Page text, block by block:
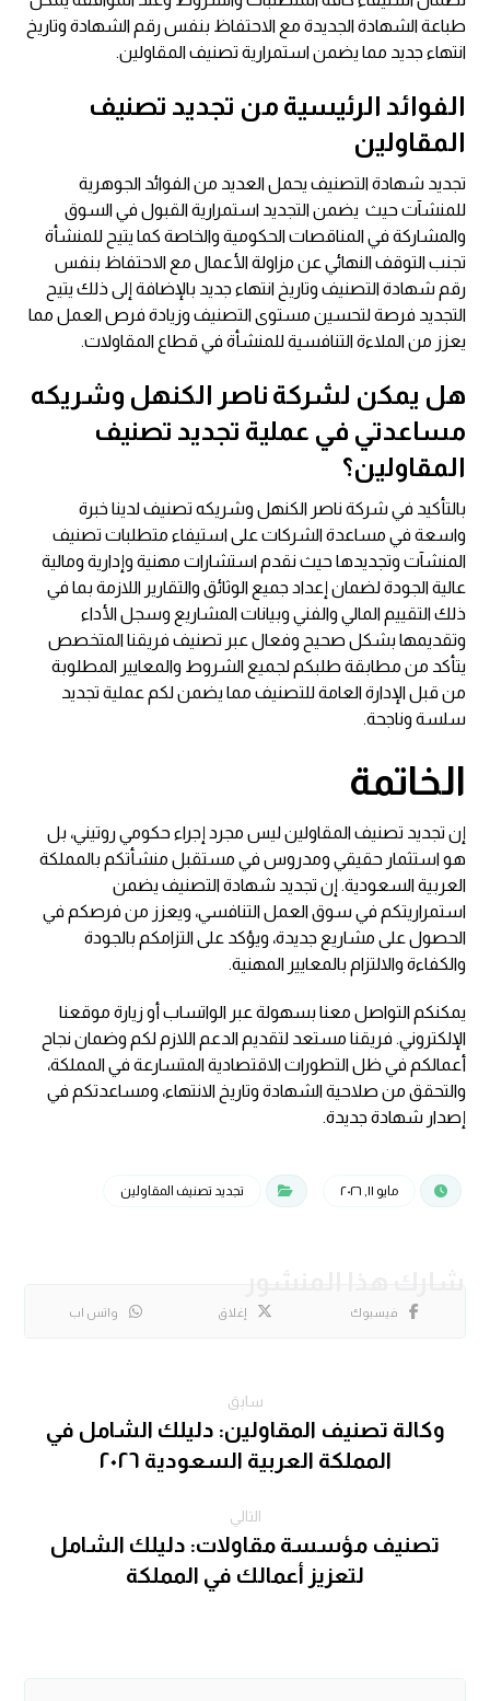
طباعة الشهادة الجديدة مع الاحتفاظ بنفس رقم الشهادة وتاريخ
انتهاء جديد مما يضمن استمرارية تصنيف المقاولين.
الفوائد الرئيسية من تجديد تصنيف
المقاولين
تجديد شهادة التصنيف يحمل العديد من الفوائد الجوهرية
للمنشآت حيث يضمن التجديد استمرارية القبول في السوق
والمشاركة في المناقصات الحكومية والخاصة كما يتيح للمنشأة
تجنب التوقف النهائي عن مزاولة الأعمال مع الاحتفاظ بنفس
رقم شهادة التصنيف وتاريخ انتهاء جديد بالإضافة إلى ذلك يتيح
التجديد فرصة لتحسين مستوى التصنيف وزيادة فرص العمل مما
يعزز من الملاءة التنافسية للمنشأة في قطاع المقاولات.
هل يمكن لشركة ناصر الكنهل وشريكه
مساعدتي في عملية تجديد تصنيف
المقاولين؟
بالتأكيد في شركة ناصر الكنهل وشريكه تصنيف لدينا خبرة
واسعة في مساعدة الشركات على استيفاء متطلبات تصنيف
المنشآت وتجديدها حيث نقدم استشارات مهنية وإدارية ومالية
عالية الجودة لضمان إعداد جميع الوثائق والتقارير اللازمة بما في
ذلك التقييم المالي والفني وبيانات المشاريع وسجل الأداء
وتقديمها بشكل صحيح وفعال عبر تصنيف فريقنا المتخصص
يتأكد من مطابقة طلبكم لجميع الشروط والمعايير المطلوبة
من قبل الإدارة العامة للتصنيف مما يضمن لكم عملية تجديد
سلسة وناجحة.
الخاتمة
إن تجديد تصنيف المقاولين ليس مجرد إجراء حكومي روتيني، بل
هو استثمار حقيقي ومدروس في مستقبل منشأتكم بالمملكة
العربية السعودية. إن تجديد شهادة التصنيف يضمن
استمراريتكم في سوق العمل التنافسي، ويعزز من فرصكم في
الحصول على مشاريع جديدة، ويؤكد على التزامكم بالجودة
والكفاءة والالتزام بالمعايير المهنية.
يمكنكم التواصل معنا بسهولة عبر الواتساب أو زيارة موقعنا
الإلكتروني. فريقنا مستعد لتقديم الدعم اللازم لكم وضمان نجاح
أعمالكم في ظل التطورات الاقتصادية المتسارعة في المملكة،
والتحقق من صلاحية الشهادة وتاريخ الانتهاء، ومساعدتكم في
إصدار شهادة جديدة.
مايو ١١, ٢٠٢٦ تجديد تصنيف المقاولين
فيسبوك إغلاق واتس اب
سابق
وكالة تصنيف المقاولين: دليلك الشامل في
المملكة العربية السعودية ٢٠٢٦
التالي
تصنيف مؤسسة مقاولات: دليلك الشامل
لتعزيز أعمالك في المملكة